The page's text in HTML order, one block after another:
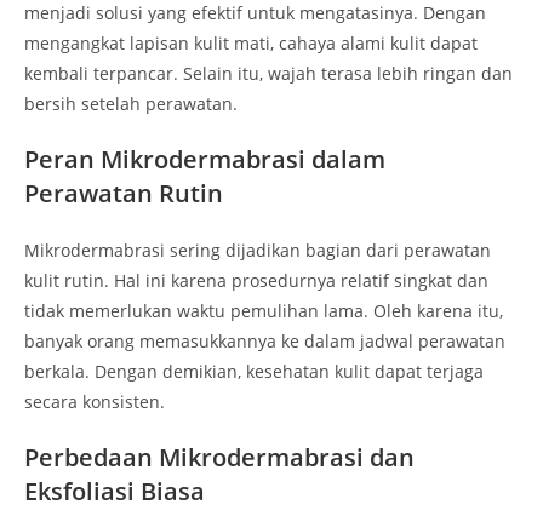
menjadi solusi yang efektif untuk mengatasinya. Dengan
mengangkat lapisan kulit mati, cahaya alami kulit dapat
kembali terpancar. Selain itu, wajah terasa lebih ringan dan
bersih setelah perawatan.
Peran Mikrodermabrasi dalam
Perawatan Rutin
Mikrodermabrasi sering dijadikan bagian dari perawatan
kulit rutin. Hal ini karena prosedurnya relatif singkat dan
tidak memerlukan waktu pemulihan lama. Oleh karena itu,
banyak orang memasukkannya ke dalam jadwal perawatan
berkala. Dengan demikian, kesehatan kulit dapat terjaga
secara konsisten.
Perbedaan Mikrodermabrasi dan
Eksfoliasi Biasa